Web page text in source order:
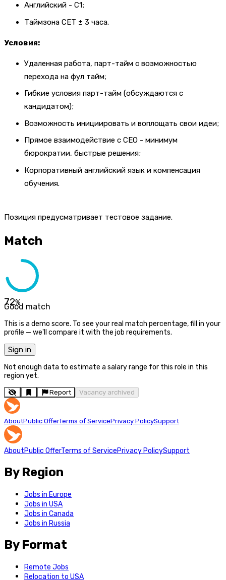
Английский - C1;
Таймзона CET ± 3 часа.
Условия:
Удаленная работа, парт-тайм с возможностью
перехода на фул тайм;
Гибкие условия парт-тайм (обсуждаются с
кандидатом);
Возможность инициировать и воплощать свои идеи;
Прямое взаимодействие с CEO - минимум
бюрократии, быстрые решения;
Корпоративный английский язык и компенсация
обучения.
Позиция предусматривает тестовое задание.
Match
72%
Good match
This is a demo score. To see your real match percentage, fill in your
profile — we'll compare it with the job requirements.
Sign in
Not enough data to estimate a salary range for this role in this
region yet.
Report Vacancy archived
AboutPublic OfferTerms of ServicePrivacy PolicySupport
AboutPublic OfferTerms of ServicePrivacy PolicySupport
By Region
Jobs in Europe
Jobs in USA
Jobs in Canada
Jobs in Russia
By Format
Remote Jobs
Relocation to USA